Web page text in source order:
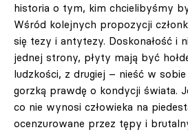
historia o tym, kim chcielibyśmy
Wśród kolejnych propozycji
się tezy i antytezy. Doskonałość i
jednej strony, płyty mają być
ludzkości, z drugiej – nieść w
gorzką prawdę o kondycji świata.
co nie wynosi człowieka na
ocenzurowane przez tępy i